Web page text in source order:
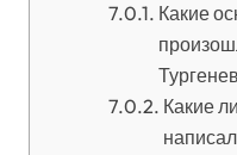
Какие
Какие